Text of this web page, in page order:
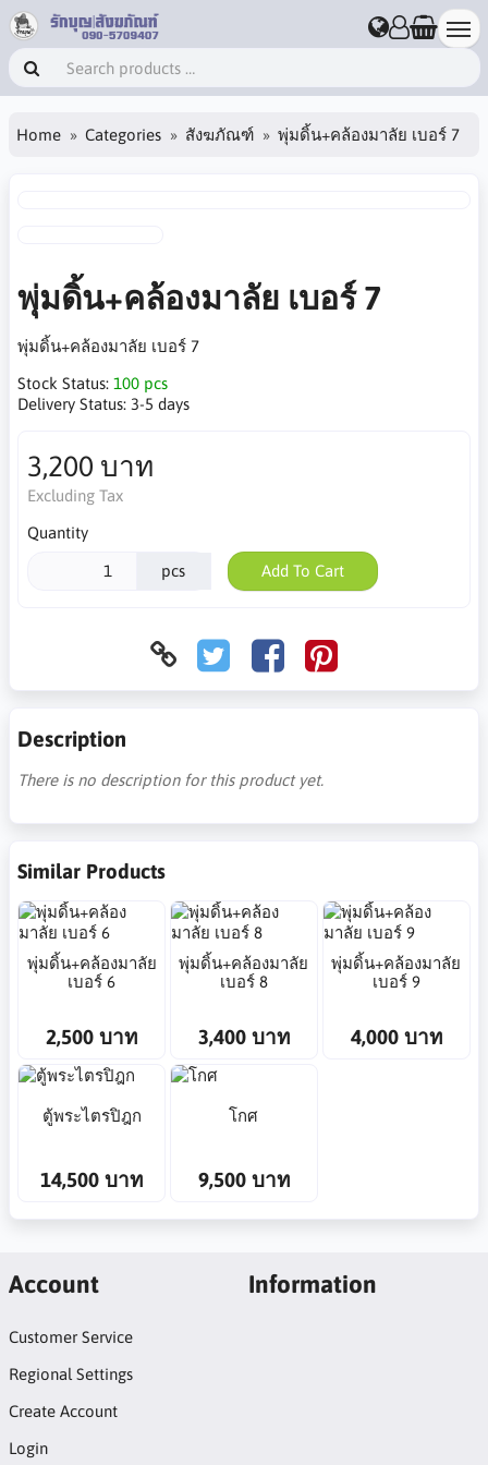
Home Categories สังฆภัณฑ์ พุ่มดิ้น+คล้องมาลัย เบอร์ 7
พุ่มดิ้น+คล้องมาลัย เบอร์ 7
พุ่มดิ้น+คล้องมาลัย เบอร์ 7
Stock Status: 100 pcs
Delivery Status: 3-5 days
3,200 บาท
Excluding Tax
Quantity
pcs Add To Cart
Description
There is no description for this product yet.
Similar Products
พุ่มดิ้น+คล้องมาลัย
เบอร์ 6
2,500 บาท
พุ่มดิ้น+คล้องมาลัย
เบอร์ 8
3,400 บาท
พุ่มดิ้น+คล้องมาลัย
เบอร์ 9
4,000 บาท
ตู้พระไตรปิฎก
14,500 บาท
โกศ
9,500 บาท
Account
Customer Service
Regional Settings
Create Account
Login
Information